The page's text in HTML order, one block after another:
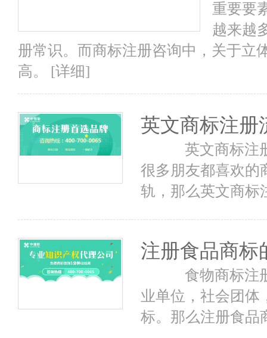
重要要
越来越
册常识。而商标注册咨询中，关于立
高。
[详细]
英文商标注册
英文商标注册
很多朋友都喜欢的
轨，那么英文商标
注册食品商标​
食物商标注册
业单位，社会团体
标。那么注册食品